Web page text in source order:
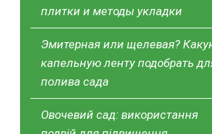
плитки и методы укладки
Эмитерная или щелевая?
капельную ленту подобрать
полива сада
Овочевий сад: використання